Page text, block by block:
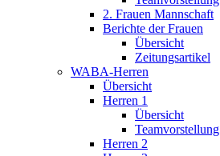
2. Frauen Mannschaft
Berichte der Frauen
Übersicht
Zeitungsartikel
WABA-Herren
Übersicht
Herren 1
Übersicht
Teamvorstellung
Herren 2